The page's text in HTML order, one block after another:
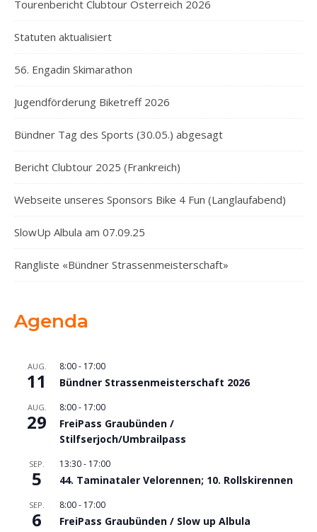
Tourenbericht Clubtour Österreich 2026
Statuten aktualisiert
56. Engadin Skimarathon
Jugendförderung Biketreff 2026
Bündner Tag des Sports (30.05.) abgesagt
Bericht Clubtour 2025 (Frankreich)
Webseite unseres Sponsors Bike 4 Fun (Langlaufabend)
SlowUp Albula am 07.09.25
Rangliste «Bündner Strassenmeisterschaft»
Agenda
AUG.
11
8:00- 17:00
Bündner Strassenmeisterschaft 2026
AUG.
29
8:00- 17:00
FreiPass Graubünden /
Stilfserjoch/Umbrailpass
SEP.
5
13:30- 17:00
44. Taminataler Velorennen; 10. Rollskirennen
SEP.
6
8:00- 17:00
FreiPass Graubünden / Slow up Albula